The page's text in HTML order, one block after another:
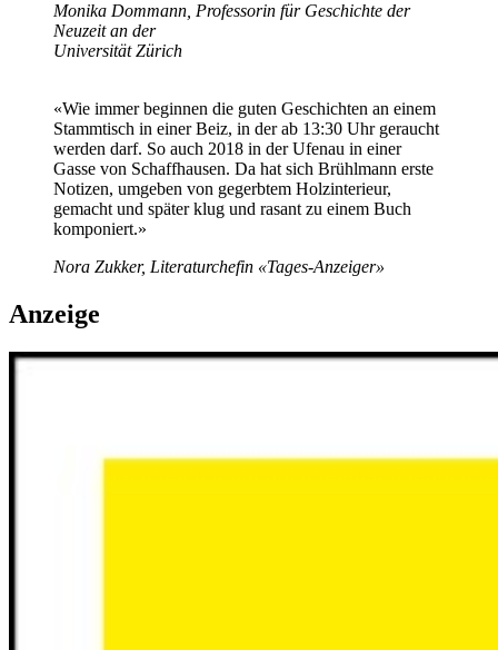
Monika Dommann, Professorin für Geschichte der
Neuzeit an der
Universität Zürich
«Wie immer beginnen die guten Geschichten an einem
Stammtisch in einer Beiz, in der ab 13:30 Uhr geraucht
werden darf. So auch 2018 in der Ufenau in einer
Gasse von Schaffhausen. Da hat sich Brühlmann erste
Notizen, umgeben von gegerbtem Holzinterieur,
gemacht und später klug und rasant zu einem Buch
komponiert.»
Nora Zukker, Literaturchefin «Tages-Anzeiger»
Anzeige